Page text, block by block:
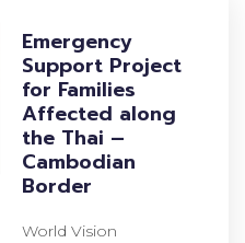
Emergency
Support Project
for Families
Affected along
the Thai –
Cambodian
Border
World Vision